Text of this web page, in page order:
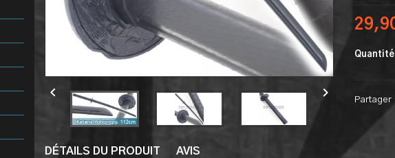
 
Quantité
Partager
DÉTAILS DU PRODUIT AVIS